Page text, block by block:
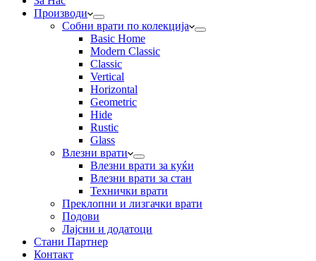
Производи
Собни врати по колекција
Basic Home
Modern Classic
Classic
Vertical
Horizontal
Geometric
Hide
Rustic
Glass
Влезни врати
Влезни врати за куќи
Влезни врати за стан
Технички врати
Преклопни и лизгачки врати
Подови
Лајсни и додатоци
Стани Партнер
Контакт